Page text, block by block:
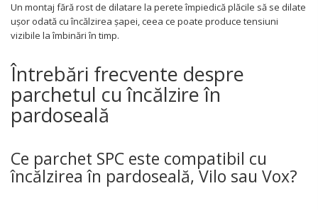
Un montaj fără rost de dilatare la perete împiedică plăcile să se dilate
ușor odată cu încălzirea șapei, ceea ce poate produce tensiuni
vizibile la îmbinări în timp.
Întrebări frecvente despre
parchetul cu încălzire în
pardoseală
Ce parchet SPC este compatibil cu
încălzirea în pardoseală, Vilo sau Vox?